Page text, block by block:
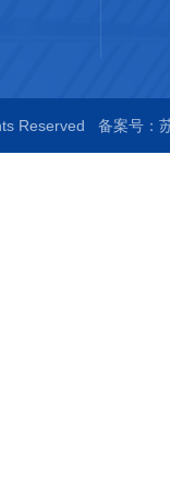
Reserved 备案号：